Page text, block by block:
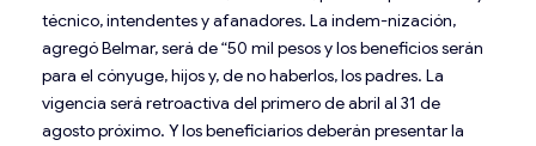
técnico, intendentes y afanadores. La indem-nización,
agregó Belmar, será de “50 mil pesos y los beneficios serán
para el cónyuge, hijos y, de no haberlos, los padres. La
vigencia será retroactiva del primero de abril al 31 de
agosto próximo. Y los beneficiarios deberán presentar la